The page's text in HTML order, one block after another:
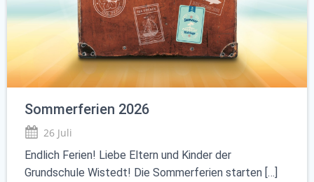
Sommerferien 2026
26 Juli
Endlich Ferien! Liebe Eltern und Kinder der
Grundschule Wistedt! Die Sommerferien starten […]